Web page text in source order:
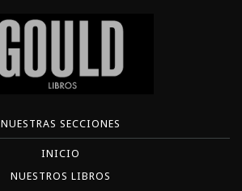
NUESTRAS SECCIONES
INICIO
NUESTROS LIBROS